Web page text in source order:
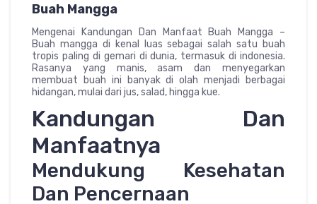
Buah Mangga
Mengenai Kandungan Dan Manfaat Buah Mangga –
Buah mangga di kenal luas sebagai salah satu buah
tropis paling di gemari di dunia, termasuk di indonesia.
Rasanya yang manis, asam dan menyegarkan
membuat buah ini banyak di olah menjadi berbagai
hidangan, mulai dari jus, salad, hingga kue.
Kandungan Dan
Manfaatnya
Mendukung Kesehatan
Dan Pencernaan